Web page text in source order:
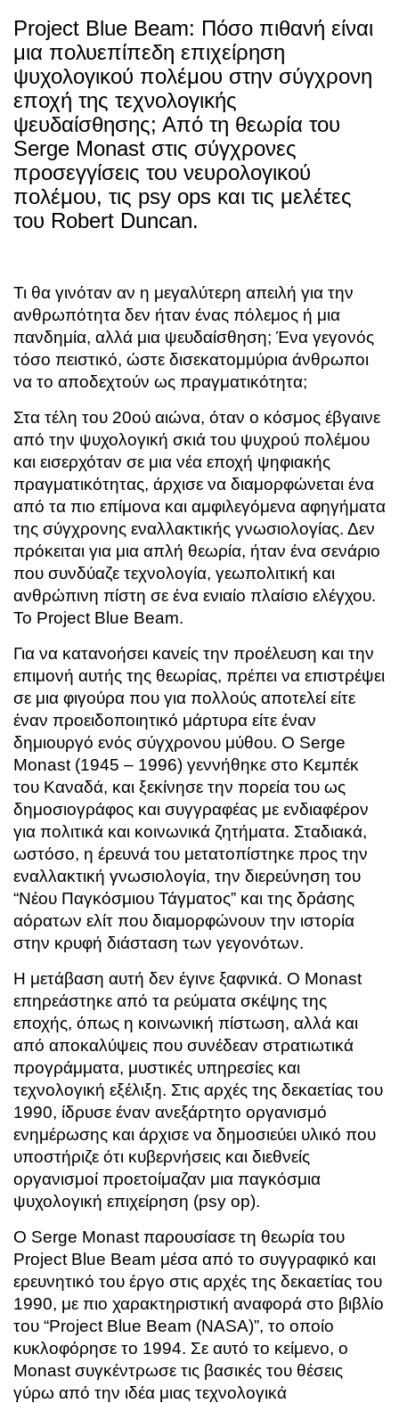
Project Blue Beam: Πόσο πιθανή είναι
μια πολυεπίπεδη επιχείρηση
ψυχολογικού πολέμου στην σύγχρονη
εποχή της τεχνολογικής
ψευδαίσθησης; Από τη θεωρία του
Serge Monast στις σύγχρονες
προσεγγίσεις του νευρολογικού
πολέμου, τις psy ops και τις μελέτες
του Robert Duncan.
Τι θα γινόταν αν η μεγαλύτερη απειλή για την
ανθρωπότητα δεν ήταν ένας πόλεμος ή μια
πανδημία, αλλά μια ψευδαίσθηση; Ένα γεγονός
τόσο πειστικό, ώστε δισεκατομμύρια άνθρωποι
να το αποδεχτούν ως πραγματικότητα;
Στα τέλη του 20ού αιώνα, όταν ο κόσμος έβγαινε
από την ψυχολογική σκιά του ψυχρού πολέμου
και εισερχόταν σε μια νέα εποχή ψηφιακής
πραγματικότητας, άρχισε να διαμορφώνεται ένα
από τα πιο επίμονα και αμφιλεγόμενα αφηγήματα
της σύγχρονης εναλλακτικής γνωσιολογίας. Δεν
πρόκειται για μια απλή θεωρία, ήταν ένα σενάριο
που συνδύαζε τεχνολογία, γεωπολιτική και
ανθρώπινη πίστη σε ένα ενιαίο πλαίσιο ελέγχου.
Το Project Blue Beam.
Για να κατανοήσει κανείς την προέλευση και την
επιμονή αυτής της θεωρίας, πρέπει να επιστρέψει
σε μια φιγούρα που για πολλούς αποτελεί είτε
έναν προειδοποιητικό μάρτυρα είτε έναν
δημιουργό ενός σύγχρονου μύθου. Ο Serge
Monast (1945 – 1996) γεννήθηκε στο Κεμπέκ
του Καναδά, και ξεκίνησε την πορεία του ως
δημοσιογράφος και συγγραφέας με ενδιαφέρον
για πολιτικά και κοινωνικά ζητήματα. Σταδιακά,
ωστόσο, η έρευνά του μετατοπίστηκε προς την
εναλλακτική γνωσιολογία, την διερεύνηση του
“Νέου Παγκόσμιου Τάγματος” και της δράσης
αόρατων ελίτ που διαμορφώνουν την ιστορία
στην κρυφή διάσταση των γεγονότων.
Η μετάβαση αυτή δεν έγινε ξαφνικά. Ο Monast
επηρεάστηκε από τα ρεύματα σκέψης της
εποχής, όπως η κοινωνική πίστωση, αλλά και
από αποκαλύψεις που συνέδεαν στρατιωτικά
προγράμματα, μυστικές υπηρεσίες και
τεχνολογική εξέλιξη. Στις αρχές της δεκαετίας του
1990, ίδρυσε έναν ανεξάρτητο οργανισμό
ενημέρωσης και άρχισε να δημοσιεύει υλικό που
υποστήριζε ότι κυβερνήσεις και διεθνείς
οργανισμοί προετοίμαζαν μια παγκόσμια
ψυχολογική επιχείρηση (psy op).
Ο Serge Monast παρουσίασε τη θεωρία του
Project Blue Beam μέσα από το συγγραφικό και
ερευνητικό του έργο στις αρχές της δεκαετίας του
1990, με πιο χαρακτηριστική αναφορά στο βιβλίο
του “Project Blue Beam (NASA)”, το οποίο
κυκλοφόρησε το 1994. Σε αυτό το κείμενο, ο
Monast συγκέντρωσε τις βασικές του θέσεις
γύρω από την ιδέα μιας τεχνολογικά